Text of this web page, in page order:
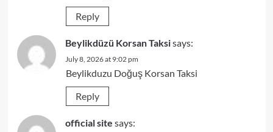
Reply
Beylikdüzü Korsan Taksisays:
July 8, 2026 at 9:02 pm
Beylikduzu Doğuş Korsan Taksi
Reply
official site says: